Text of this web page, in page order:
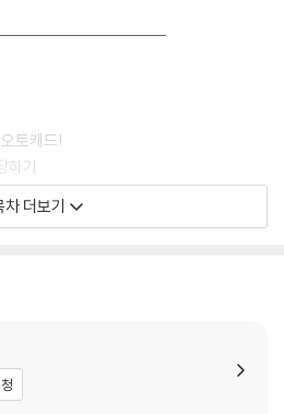
토캐드!
하기
리 움직이기
걸기
’을 예방한다!
’을 정하자!
차 더보기